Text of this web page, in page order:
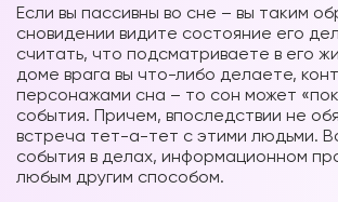
Если вы пассивны во сне – вы таким
сновидении видите состояние его
считать, что подсматриваете в его
доме врага вы что-либо делаете,
персонажами сна – то сон может
события. Причем, впоследствии не
встреча тет-а-тет с этими людьми.
события в делах, информационном
любым другим способом.